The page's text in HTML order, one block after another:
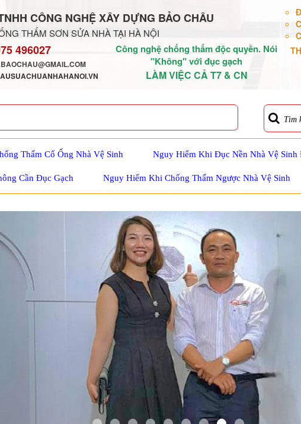
CÔNG NGHỆ XÂY DỰNG BẢO CHÂU
THẤM SƠN SỬA NHÀ TẠI HÀ NỘI
496027
Công nghệ chống thấm độc quyền. Nói
"Không" với đục gạch
LÀM VIỆC CẢ T7 & CN
Tìm
Thấm Cổ Ống Nhà Vệ Sinh Nguy Hiểm Khi Đục Nền Nhà Vệ Sinh
Cần Đục Gạch Nguy Hiểm Khi Chống Thấm Ngược Nhà Vệ Sinh